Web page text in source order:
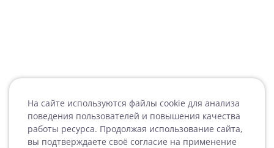
На сайте используются файлы cookie для анализа
поведения пользователей и повышения качества
работы ресурса. Продолжая использование сайта,
вы подтверждаете своё согласие на применение